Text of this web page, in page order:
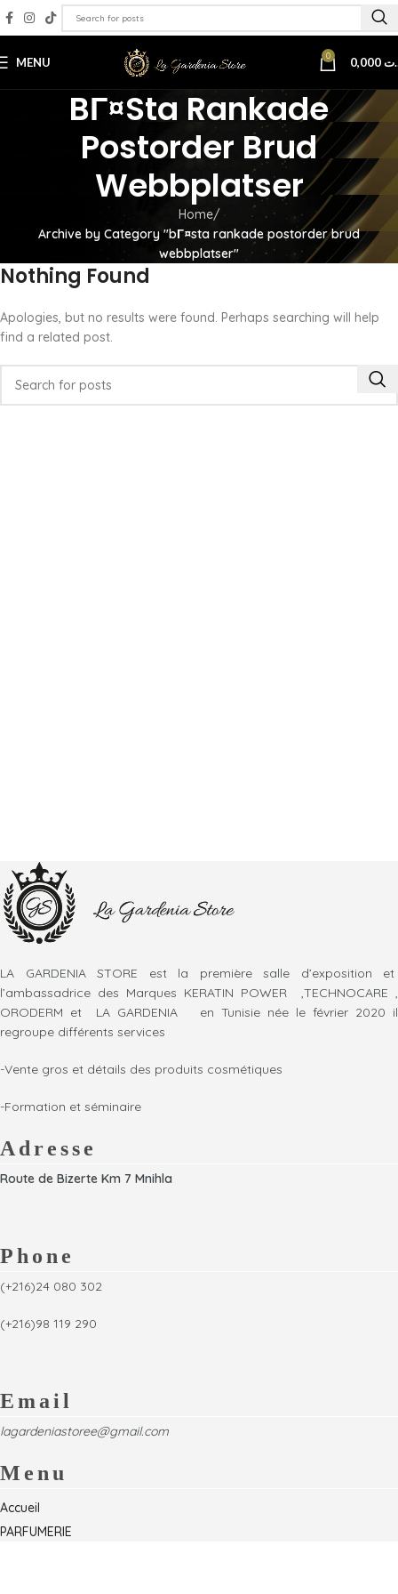
MENU 0
BГ¤sta Rankade
Postorder Brud
Webbplatser
Home
Archive by Category "bГ¤sta rankade postorder brud
webbplatser"
Nothing Found
Apologies, but no results were found. Perhaps searching will help
find a related post.
LA GARDENIA STORE est la première salle d’exposition et
l’ambassadrice des Marques KERATIN POWER ,TECHNOCARE ,
ORODERM et LA GARDENIA en Tunisie née le février 2020 il
regroupe différents services
-Vente gros et détails des produits cosmétiques
-Formation et séminaire
Adresse
Route de Bizerte Km 7 Mnihla
Phone
(+216)24 080 302
(+216)98 119 290
Email
lagardeniastoree@gmail.com
Menu
Accueil
PARFUMERIE